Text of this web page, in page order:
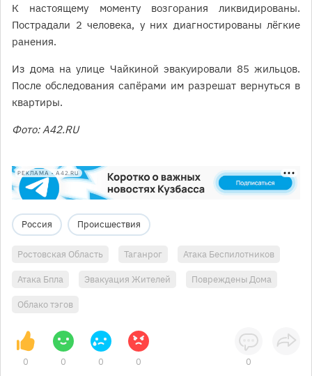
К настоящему моменту возгорания ликвидированы.
Пострадали 2 человека, у них диагностированы лёгкие
ранения.
Из дома на улице Чайкиной эвакуировали 85 жильцов.
После обследования сапёрами им разрешат вернуться в
квартиры.
Фото: A42.RU
РЕКЛАМА • A42.RU
Россия Происшествия
Ростовская Область Таганрог Атака Беспилотников
Атака Бпла Эвакуация Жителей Повреждены Дома
Облако тэгов
0 0 0 0 0